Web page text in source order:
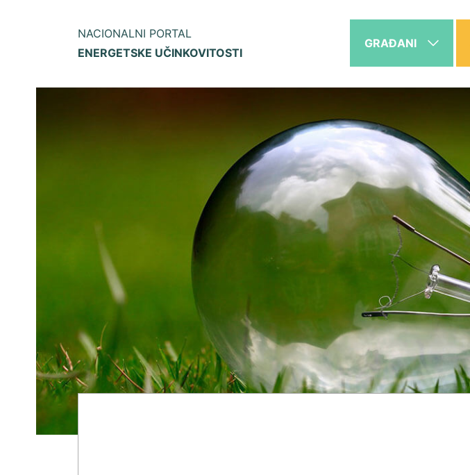
NACIONALNI PORTAL
ENERGETSKE UČINKOVITOSTI
GRAĐANI